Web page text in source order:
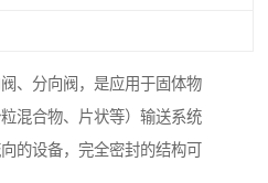
、分向阀，是应用于固体物
混合物、片状等）输送系统
的设备，完全密封的结构可